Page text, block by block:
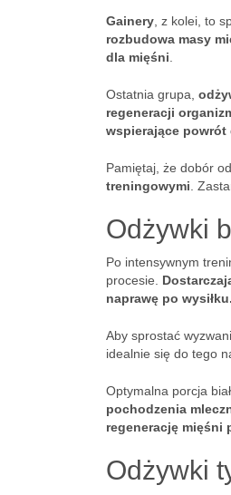
Gainery , z kolei, to
rozbudowa masy
dla mięśni
Ostatnia grupa,
regeneracji
wspierające powrót
Pamiętaj, że dobór
treningowymi .
Odżywki
Po intensywnym
procesie.
naprawę po wysiłku.
Aby sprostać
idealnie się do tego
Optymalna porcja
pochodzenia
regenerację mięśni
Odżywki